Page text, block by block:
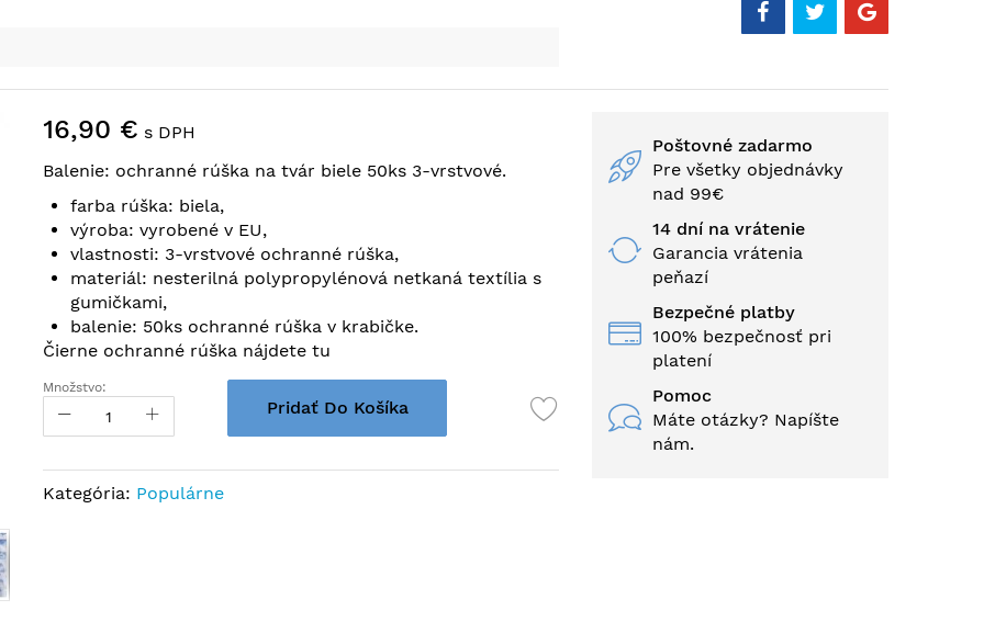
16,90 € s DPH
Balenie: ochranné rúška na tvár biele 50ks 3-vrstvové.
farba rúška: biela,
výroba: vyrobené v EU,
vlastnosti: 3-vrstvové ochranné rúška,
materiál: nesterilná polypropylénová netkaná textília s
gumičkami,
balenie: 50ks ochranné rúška v krabičke.
Čierne ochranné rúška nájdete tu
Množstvo:
Pridať Do Košíka
Kategória: Populárne
Poštovné zadarmo
Pre všetky objednávky
nad 99€
14 dní na vrátenie
Garancia vrátenia
peňazí
Bezpečné platby
100% bezpečnosť pri
platení
Pomoc
Máte otázky? Napíšte
nám.